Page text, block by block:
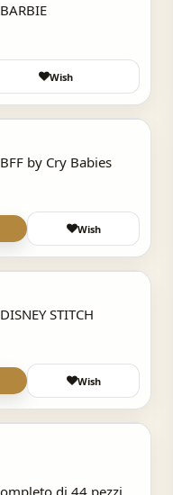
Wish
by Cry Babies
Wish
STITCH
Wish
di 44 pezzi